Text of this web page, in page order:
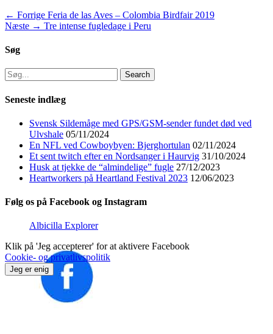
Indlægsnavigation
← Forrige Previous
post:
Feria de las Aves – Colombia Birdfair 2019
Næste → Next
Tre intense fugledage i Peru
Søg
Search
for:
Seneste indlæg
Svensk Sildemåge med GPS/GSM-sender fundet død ved
Ulvshale 05/11/2024
En NFL ved Cowboybyen: Bjerghortulan 02/11/2024
Et sent twitch efter en Nordsanger i Haurvig 31/10/2024
Husk at tjekke de “almindelige” fugle 27/12/2023
Heartworkers på Heartland Festival 2023 12/06/2023
Følg os på Facebook og Instagram
Albicilla Explorer
Klik på 'Jeg accepterer' for at aktivere Facebook
Cookie- og privatlivspolitik
Jeg er enig